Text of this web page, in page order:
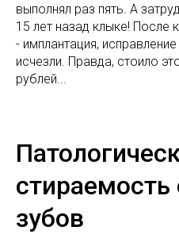
выполнял раз пять. А
15 лет назад клыке! После
- имплантация, исправление
исчезли. Правда, стоило
рублей...
зубов